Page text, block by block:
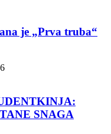
je „Prva truba“
SNAGA